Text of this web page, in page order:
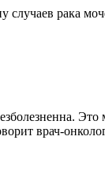
случаев рака
врач-